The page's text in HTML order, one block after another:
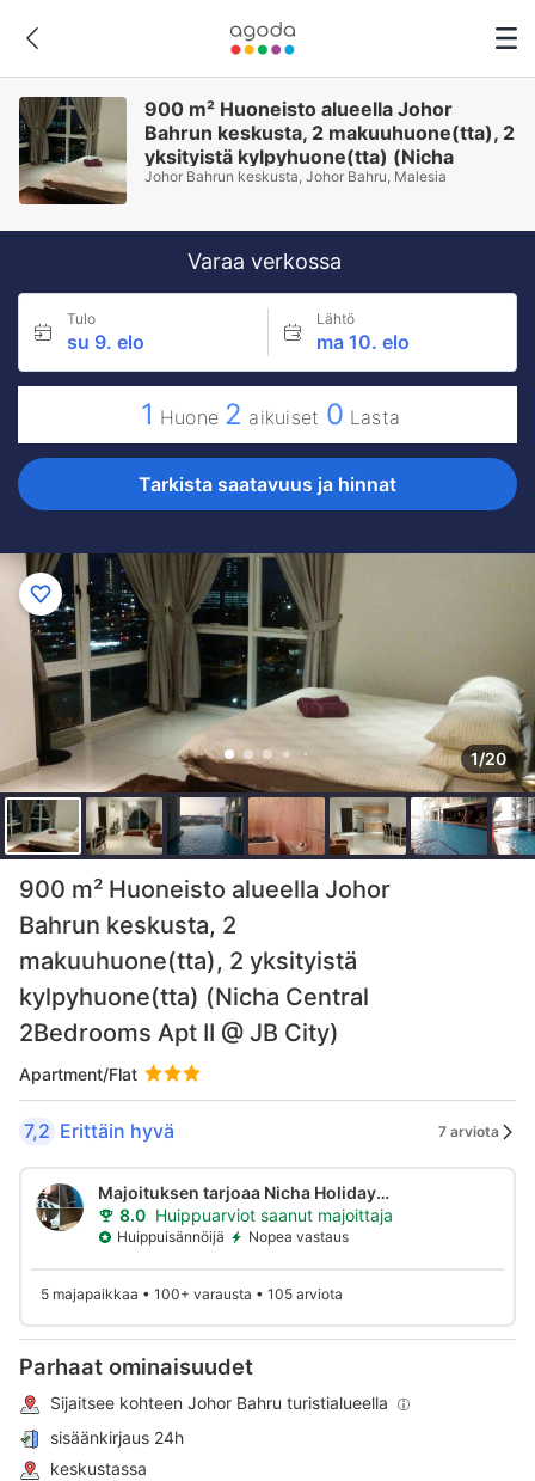
900 m² Huoneisto alueella Johor
Bahrun keskusta, 2 makuuhuone(tta), 2
yksityistä kylpyhuone(tta) (Nicha
Central 2Bedrooms Apt II @ JB City)
Johor Bahrun keskusta, Johor Bahru, Malesia
Varaa verkossa
Tulo
su 9. elo
Lähtö
ma 10. elo
1 Huone 2 aikuiset 0 Lasta
Tarkista saatavuus ja hinnat
1/20
900 m² Huoneisto alueella Johor
Bahrun keskusta, 2
makuuhuone(tta), 2 yksityistä
kylpyhuone(tta) (Nicha Central
2Bedrooms Apt II @ JB City)
Apartment/Flat
7,2 Erittäin hyvä 7 arviota
Majoituksen tarjoaa Nicha Holiday
Homes
8.0 Huippuarviot saanut majoittaja
Huippuisännöijä Nopea vastaus
5 majapaikkaa • 100+ varausta • 105 arviota
Parhaat ominaisuudet
Sijaitsee kohteen Johor Bahru turistialueella
sisäänkirjaus 24h
keskustassa